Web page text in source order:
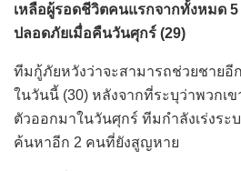
เหลือผู้รอดชีวิตคนแรกจากทั้งหมด
ปลอดภัยเมื่อคืนวันศุกร์ (29)
ทีมกู้ภัยหวังว่าจะสามารถช่วยชายอี
ในวันนี้ (30) หลังจากที่ระบุว่าพวกเ
ตัวออกมาในวันศุกร์ ทีมกำลังเร่งระ
ค้นหาอีก 2 คนที่ยังสูญหาย